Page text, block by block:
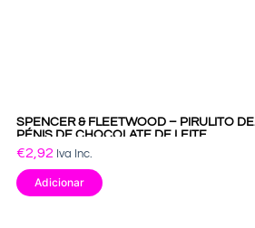
SPENCER & FLEETWOOD – PIRULITO DE
PÉNIS DE CHOCOLATE DE LEITE
€2,92 Iva Inc.
Adicionar